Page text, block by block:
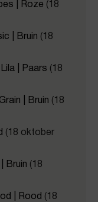
| Roze (18
| Bruin (18
| Paars (18
| Bruin (18
(18 oktober
Bruin (18
| Rood (18